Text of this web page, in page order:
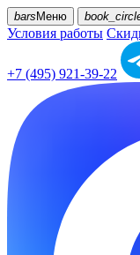
bars Меню
Условия работы
+7 (495) 921-39-22